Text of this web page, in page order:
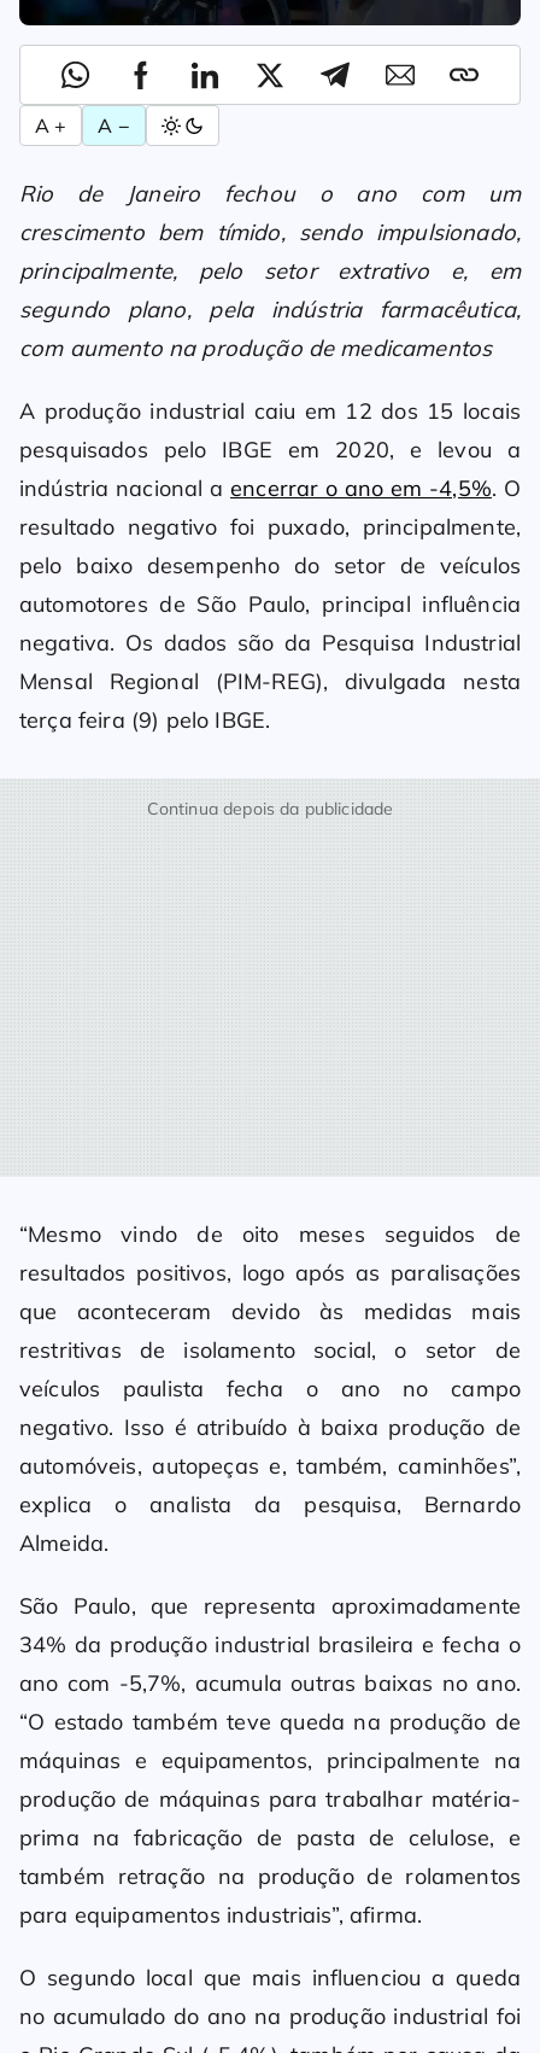
A + A −
Rio de Janeiro fechou o ano com um
crescimento bem tímido, sendo impulsionado,
principalmente, pelo setor extrativo e, em
segundo plano, pela indústria farmacêutica,
com aumento na produção de medicamentos
A produção industrial caiu em 12 dos 15 locais
pesquisados pelo IBGE em 2020, e levou a
indústria nacional aencerrar o ano em -4,5%. O
resultado negativo foi puxado, principalmente,
pelo baixo desempenho do setor de veículos
automotores de São Paulo, principal influência
negativa. Os dados são da Pesquisa Industrial
Mensal Regional (PIM-REG), divulgada nesta
terça feira (9) pelo IBGE.
Continua depois da publicidade
“Mesmo vindo de oito meses seguidos de
resultados positivos, logo após as paralisações
que aconteceram devido às medidas mais
restritivas de isolamento social, o setor de
veículos paulista fecha o ano no campo
negativo. Isso é atribuído à baixa produção de
automóveis, autopeças e, também, caminhões”,
explica o analista da pesquisa, Bernardo
Almeida.
São Paulo, que representa aproximadamente
34% da produção industrial brasileira e fecha o
ano com -5,7%, acumula outras baixas no ano.
“O estado também teve queda na produção de
máquinas e equipamentos, principalmente na
produção de máquinas para trabalhar matéria-
prima na fabricação de pasta de celulose, e
também retração na produção de rolamentos
para equipamentos industriais”, afirma.
O segundo local que mais influenciou a queda
no acumulado do ano na produção industrial foi